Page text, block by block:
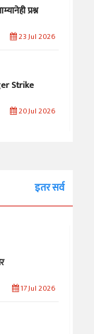
प्रश्न
23 Jul 2026
Strike
20 Jul 2026
इतर सर्व
17 Jul 2026